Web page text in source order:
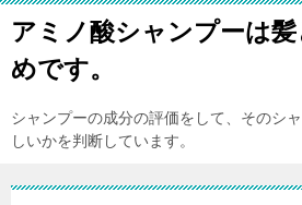
アミノ酸シャンプーは
めです。
シャンプーの成分の評価をして、そのシ
しいかを判断しています。